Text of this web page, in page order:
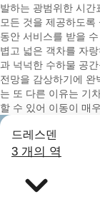
발하는 광범위한 시
모든 것을 제공하도
동안 서비스를 받을
볍고 넓은 객차를 자
과 넉넉한 수하물 공
전망을 감상하기에
는 또 다른 이유는 기
할 수 있어 이동이 매
드레스덴
3 개의 역